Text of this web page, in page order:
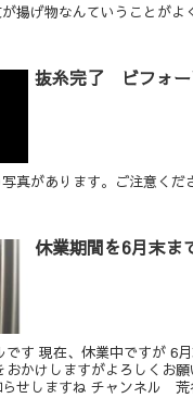
揚げ物なんていうことがよ
抜糸完了 ビフォー
真があります。ご注意くだ
休業期間を6月末ま
です 現在、休業中ですが 6
おかけしますがよろしくお
せしますね チャンネル 荒